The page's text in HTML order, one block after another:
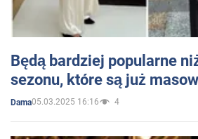
Będą bardziej popularne
sezonu, które są już
Dama05.03.2025 16:16 4